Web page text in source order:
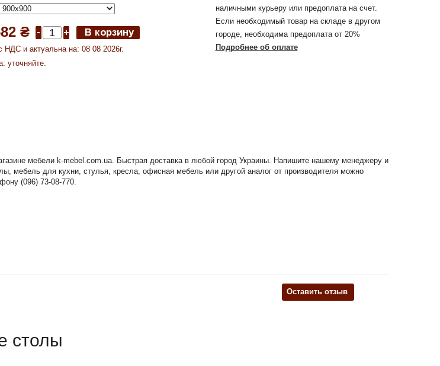
₴
НДС и актуальна на: 08 08 2026г.
уточняйте.
наличными курьеру или предоплата на счет.
Если необходимый товар на складе в другом
городе, необходима предоплата от 20%
Подробнее об оплате
мебели k-mebel.com.ua. Быстрая доставка в любой город Украины. Напишите нашему менеджеру и
, мебель для кухни, стулья, кресла, офисная мебель или другой аналог от производителя можно
(096) 73-08-770.
Оставить отзыв
столы